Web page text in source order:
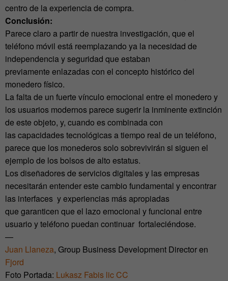
centro de la experiencia de compra.
Conclusión:
Parece claro a partir de nuestra investigación, que el
teléfono móvil está reemplazando ya la necesidad de
independencia y seguridad que estaban
previamente enlazadas con el concepto histórico del
monedero físico.
La falta de un fuerte vínculo emocional entre el monedero y
los usuarios modernos parece sugerir la inminente extinción
de este objeto, y, cuando es combinada con
las capacidades tecnológicas a tiempo real de un teléfono,
parece que los monederos solo sobrevivirán si siguen el
ejemplo de los bolsos de alto estatus.
Los diseñadores de servicios digitales y las empresas
necesitarán entender este cambio fundamental y encontrar
las interfaces y experiencias más apropiadas
que garanticen que el lazo emocional y funcional entre
usuario y teléfono puedan continuar fortaleciéndose.
—
Juan Llaneza, Group Business Development Director en
Fjord
Foto Portada: Lukasz Fabis lic CC